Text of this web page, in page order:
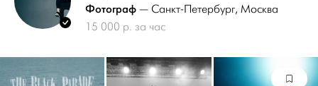
Фотограф — Санкт-Петербург, Москва
15 000 р. за час